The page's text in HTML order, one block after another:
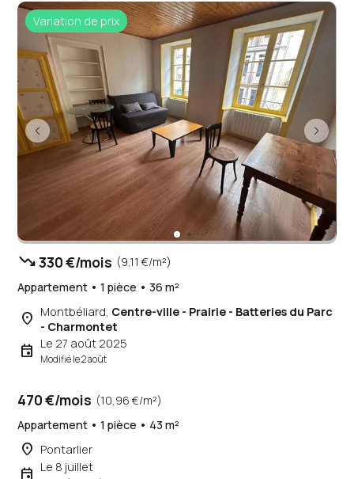
Variation de prix
trending_down330 €/mois (9,11 €/m²)
Appartement • 1 pièce • 36 m²
place Montbéliard, Centre-ville - Prairie - Batteries du Parc
- Charmontet
event Le 27 août 2025
Modifié le 2 août
470 €/mois (10,96 €/m²)
Appartement • 1 pièce • 43 m²
place Pontarlier
event Le 8 juillet